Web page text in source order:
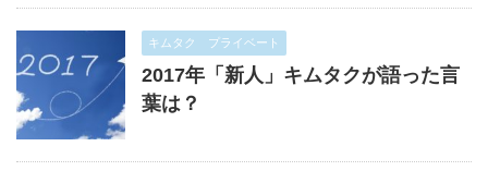
キムタク プライベート
2017年「新人」キムタクが語った言
葉は？